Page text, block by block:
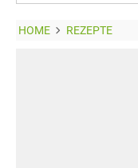
HOME REZEPTE